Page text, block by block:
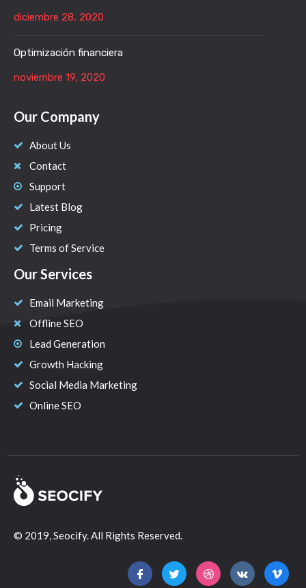
diciembre 28, 2020
Optimización financiera
noviembre 19, 2020
Our Company
About Us
Contact
Support
Latest Blog
Pricing
Terms of Service
Our Services
Email Marketing
Offline SEO
Lead Generation
Growth Hacking
Social Media Marketing
Online SEO
© 2019, Seocify. All Rights Reserved.